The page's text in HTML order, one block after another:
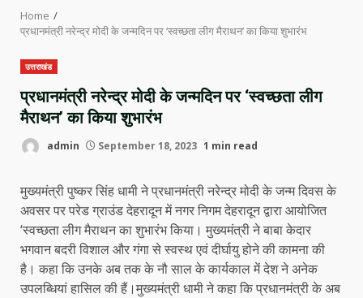
Home
प्रधानमंत्री नरेन्द्र मोदी के जन्मदिन पर ‘स्वच्छता लीग मैराथन’ का किया शुभारंभ
उत्तराखंड
प्रधानमंत्री नरेन्द्र मोदी के जन्मदिन पर ‘स्वच्छता लीग
मैराथन’ का किया शुभारंभ
admin September 18, 2023 1 min read
मुख्यमंत्री पुष्कर सिंह धामी ने प्रधानमंत्री नरेन्द्र मोदी के जन्म दिवस के
अवसर पर परेड ग्राउंड देहरादून में नगर निगम देहरादून द्वारा आयोजित
‘स्वच्छता लीग मैराथन का शुभारंभ किया। मुख्यमंत्री ने बाबा केदार
भगवान बदरी विशाल और गंगा से स्वस्थ एवं दीर्घायु होने की कामना की
है। कहा कि उनके अब तक के नौ साल के कार्यकाल में देश ने अनेक
उपलब्धियां हासिल की हैं।मुख्यमंत्री धामी ने कहा कि प्रधानमंत्री के अब